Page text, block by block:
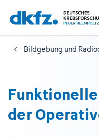
Zum
Hauptinhalt
springen
Zur
Fußzeile
springen
Bildgebung und
der